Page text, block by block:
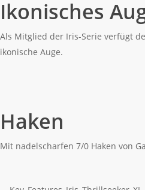
Ikonisches
Als Mitglied der Iris-Serie verfügt
ikonische Auge.
Haken
Mit nadelscharfen 7/0 Haken von